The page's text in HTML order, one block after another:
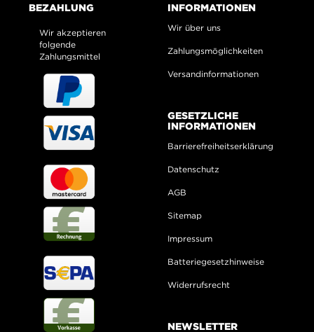
BEZAHLUNG
Wir akzeptieren
folgende
Zahlungsmittel
INFORMATIONEN
Wir über uns
Zahlungsmöglichkeiten
Versandinformationen
GESETZLICHE
INFORMATIONEN
Barrierefreiheitserklärung
Datenschutz
AGB
Sitemap
Impressum
Batteriegesetzhinweise
Widerrufsrecht
NEWSLETTER